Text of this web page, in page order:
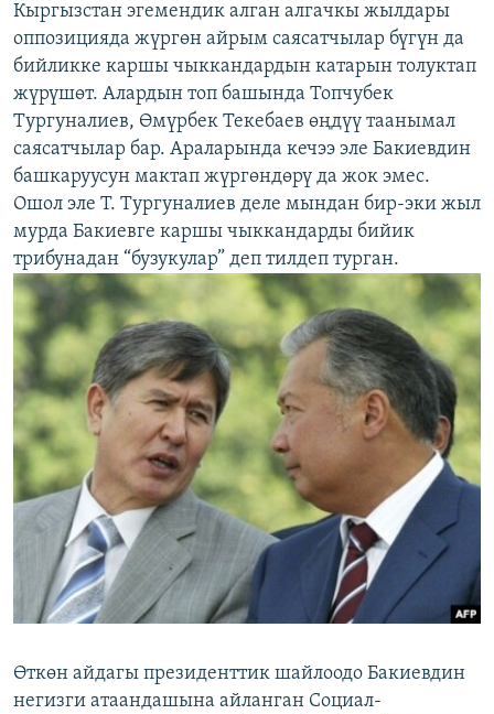
Кыргызстан эгемендик алган алгачкы жылдары
оппозицияда жүргөн айрым саясатчылар бүгүн да
бийликке каршы чыккандардын катарын толуктап
жүрүшөт. Алардын топ башында Топчубек
Тургуналиев, Өмүрбек Текебаев өңдүү таанымал
саясатчылар бар. Араларында кечээ эле Бакиевдин
башкаруусун мактап жүргөндөрү да жок эмес.
Ошол эле Т. Тургуналиев деле мындан бир-эки жыл
мурда Бакиевге каршы чыккандарды бийик
трибунадан “бузукулар” деп тилдеп турган.
Өткөн айдагы президенттик шайлоодо Бакиевдин
негизги атаандашына айланган Социал-